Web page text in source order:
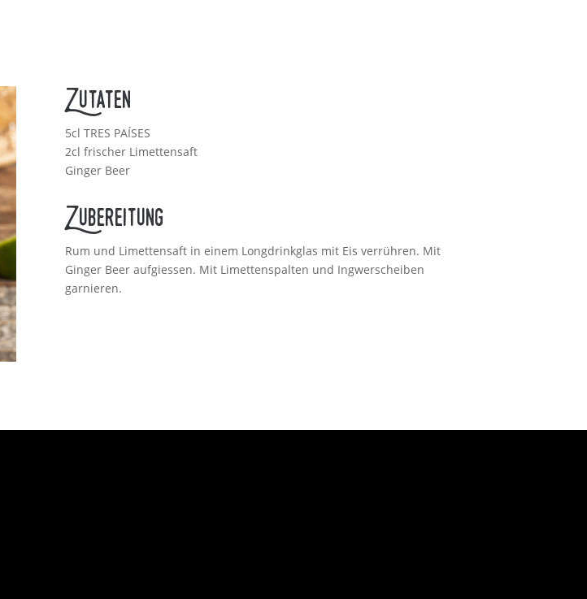
Zutaten
5cl TRES PAÍSES
2cl frischer Limettensaft
Ginger Beer
Zubereitung
Rum und Limettensaft in einem Longdrinkglas mit Eis verrühren. Mit
Ginger Beer aufgiessen. Mit Limettenspalten und Ingwerscheiben
garnieren.